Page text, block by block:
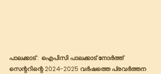
പാലക്കാട് :  ഐപിസി പാലക്കാട് നോർത്ത്
സെന്ററിന്റെ 2024-2025 വർഷത്തെ പ്രവർത്തന